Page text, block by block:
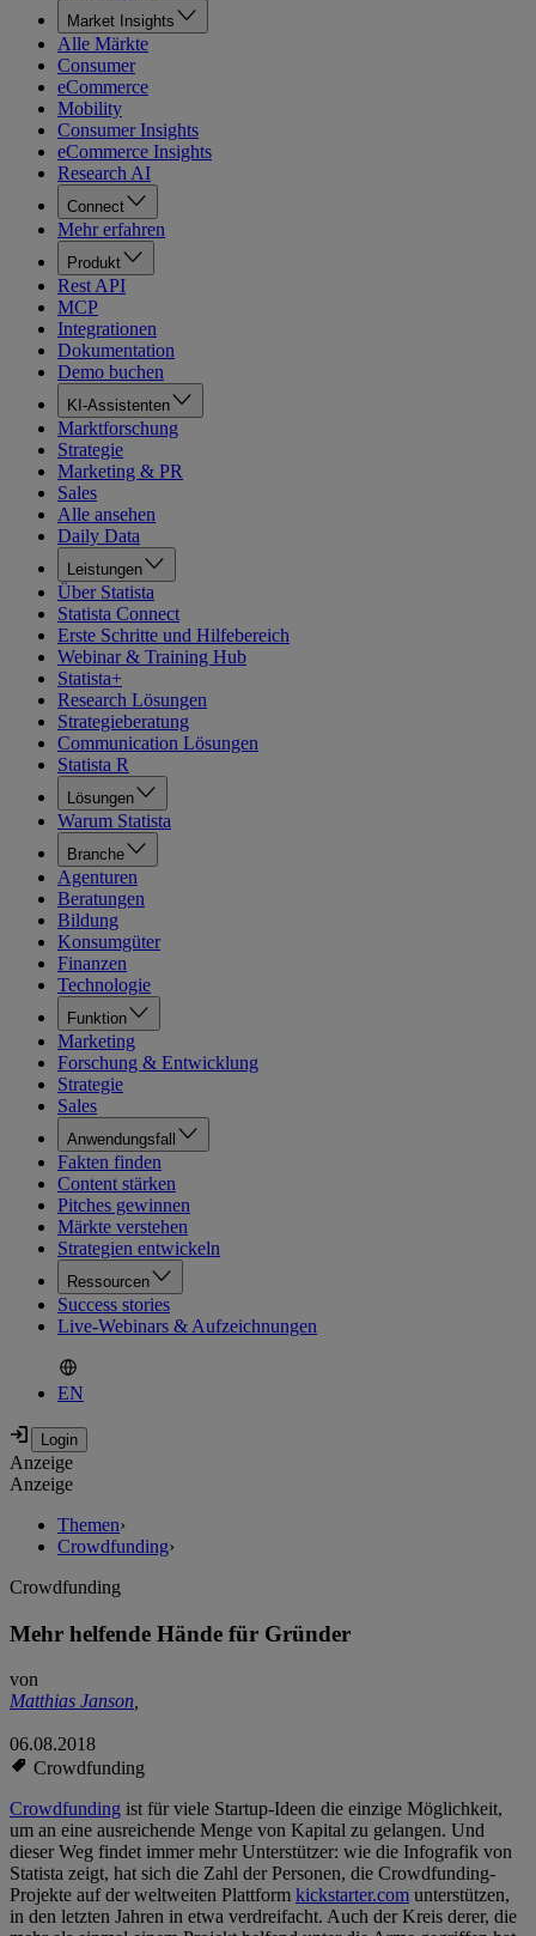
Market Insights
Alle Märkte
Consumer
eCommerce
Mobility
Consumer Insights
eCommerce Insights
Research AI
Connect
Mehr erfahren
Produkt
Rest API
MCP
Integrationen
Dokumentation
Demo buchen
KI-Assistenten
Marktforschung
Strategie
Marketing & PR
Sales
Alle ansehen
Daily Data
Leistungen
Über Statista
Statista Connect
Erste Schritte und Hilfebereich
Webinar & Training Hub
Statista+
Research Lösungen
Strategieberatung
Communication Lösungen
Statista R
Lösungen
Warum Statista
Branche
Agenturen
Beratungen
Bildung
Konsumgüter
Finanzen
Technologie
Funktion
Marketing
Forschung & Entwicklung
Strategie
Sales
Anwendungsfall
Fakten finden
Content stärken
Pitches gewinnen
Märkte verstehen
Strategien entwickeln
Ressourcen
Success stories
Live-Webinars & Aufzeichnungen
EN
Anzeige
Anzeige
Themen›
Crowdfunding›
Crowdfunding
Mehr helfende Hände für Gründer
von
Matthias Janson,
06.08.2018
Crowdfunding
Crowdfunding ist für viele Startup-Ideen die einzige Möglichkeit,
um an eine ausreichende Menge von Kapital zu gelangen. Und
dieser Weg findet immer mehr Unterstützer: wie die Infografik von
Statista zeigt, hat sich die Zahl der Personen, die Crowdfunding-
Projekte auf der weltweiten Plattform kickstarter.com unterstützen,
in den letzten Jahren in etwa verdreifacht. Auch der Kreis derer, die